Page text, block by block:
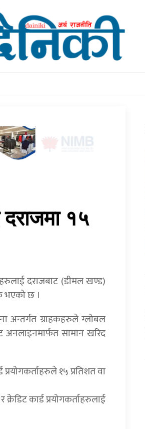
१५
दराजबाट (डीमल खण्ड)
भएको छ ।
अन्तर्गत ग्राहकहरुले ग्लोबल
अनलाइनमार्फत सामान खरिद
१५ प्रतिशत वा
कार्ड प्रयोगकर्ताहरुलाई